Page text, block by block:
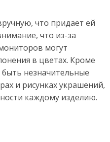
что придает ей
что из-за
могут
в цветах. Кроме
быть незначительные
и рисунках украшений,
каждому изделию.